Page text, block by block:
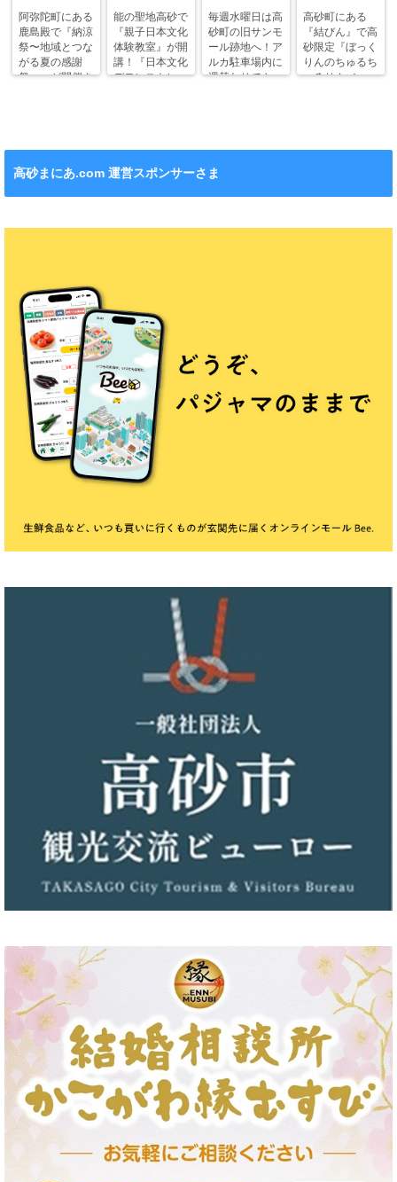
阿弥陀町にある
鹿島殿で『納涼
祭〜地域とつな
がる夏の感謝
祭〜』が開催さ
能の聖地高砂で
『親子日本文化
体験教室』が開
講！『日本文化
デモンストレー
毎週水曜日は高
砂町の旧サンモ
ール跡地へ！ア
ルカ駐車場内に
週替わりでキッ
高砂町にある
『結びん』で高
砂限定『ぼっく
りんのちゅるち
ゅるりん♪シー
高砂まにあ.com 運営スポンサーさま